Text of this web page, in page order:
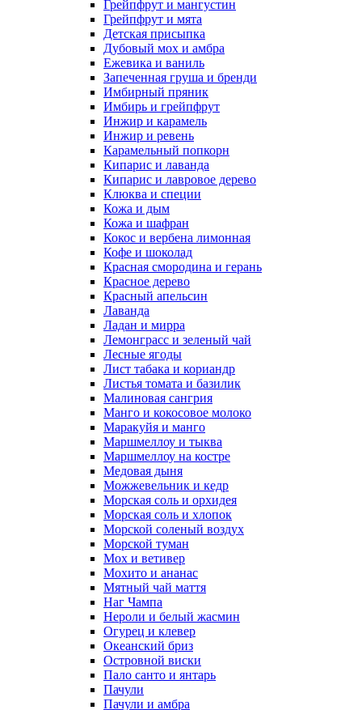
Грейпфрут и мангустин
Грейпфрут и мята
Детская присыпка
Дубовый мох и амбра
Ежевика и ваниль
Запеченная груша и бренди
Имбирный пряник
Имбирь и грейпфрут
Инжир и карамель
Инжир и ревень
Карамельный попкорн
Кипарис и лаванда
Кипарис и лавровое дерево
Клюква и специи
Кожа и дым
Кожа и шафран
Кокос и вербена лимонная
Кофе и шоколад
Красная смородина и герань
Красное дерево
Красный апельсин
Лаванда
Ладан и мирра
Лемонграсс и зеленый чай
Лесные ягоды
Лист табака и кориандр
Листья томата и базилик
Малиновая сангрия
Манго и кокосовое молоко
Маракуйя и манго
Маршмеллоу и тыква
Маршмеллоу на костре
Медовая дыня
Можжевельник и кедр
Морская соль и орхидея
Морская соль и хлопок
Морской соленый воздух
Морской туман
Мох и ветивер
Мохито и ананас
Мятный чай маття
Наг Чампа
Нероли и белый жасмин
Огурец и клевер
Океанский бриз
Островной виски
Пало санто и янтарь
Пачули
Пачули и амбра